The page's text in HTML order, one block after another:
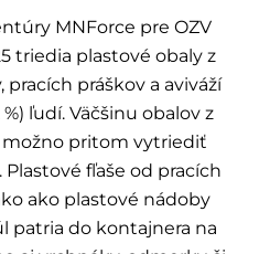
MNForce pre OZV
triedia plastové obaly z
práškov a aviváží
ľudí. Väčšinu obalov z
pritom vytriediť
fľaše od pracích
ako plastové nádoby
patria do kontajnera na